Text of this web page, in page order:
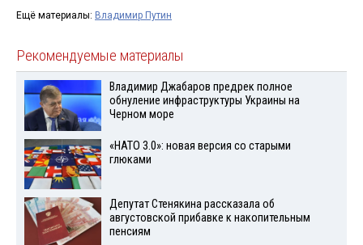
Ещё материалы: Владимир Путин
Рекомендуемые материалы
Владимир Джабаров предрек полное
обнуление инфраструктуры Украины на
Черном море
«НАТО 3.0»: новая версия со старыми
глюками
Депутат Стенякина рассказала об
августовской прибавке к накопительным
пенсиям